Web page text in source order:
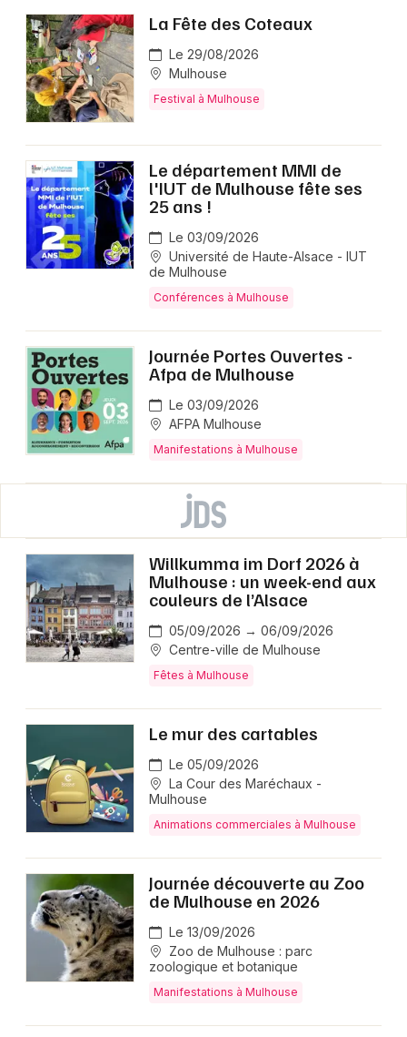
La Fête des Coteaux
Le 29/08/2026
Mulhouse
Festival à Mulhouse
Le département MMI de
l'IUT de Mulhouse fête ses
25 ans !
Le 03/09/2026
Université de Haute-Alsace - IUT
de Mulhouse
Conférences à Mulhouse
Journée Portes Ouvertes -
Afpa de Mulhouse
Le 03/09/2026
AFPA Mulhouse
Manifestations à Mulhouse
Willkumma im Dorf 2026 à
Mulhouse : un week-end aux
couleurs de l’Alsace
05/09/2026 → 06/09/2026
Centre-ville de Mulhouse
Fêtes à Mulhouse
Le mur des cartables
Le 05/09/2026
La Cour des Maréchaux -
Mulhouse
Animations commerciales à Mulhouse
Journée découverte au Zoo
de Mulhouse en 2026
Le 13/09/2026
Zoo de Mulhouse : parc
zoologique et botanique
Manifestations à Mulhouse